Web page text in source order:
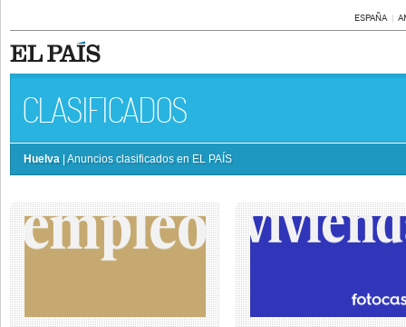
ESPAÑA
CLASIFICADOS
Huelva | Anuncios clasificados en EL PAÍS